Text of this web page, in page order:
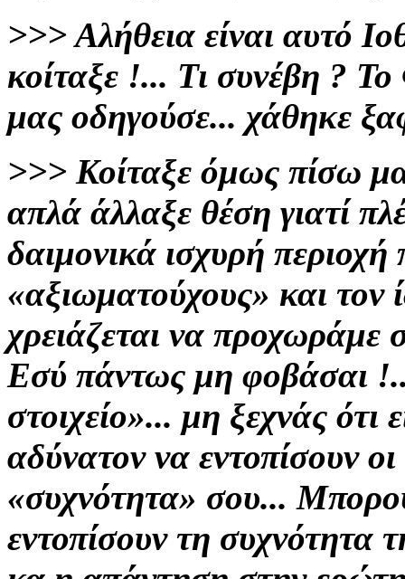
>>> Αλήθεια είναι αυτό
κοίταξε !... Τι συνέβη ? Το
μας οδηγούσε... χάθηκε
>>> Κοίταξε όμως πίσω
απλά άλλαξε θέση γιατί
δαιμονικά ισχυρή
«αξιωματούχους» και τον
χρειάζεται να προχωράμε
Εσύ πάντως μη φοβάσαι
στοιχείο»... μη ξεχνάς ότι
αδύνατον να εντοπίσουν
«συχνότητα» σου...
εντοπίσουν τη συχνότητα